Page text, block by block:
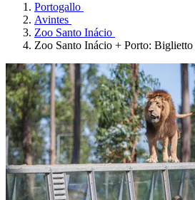
Portogallo
Avintes
Zoo Santo Inácio
Zoo Santo Inácio + Porto: